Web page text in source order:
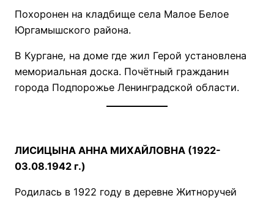
Похоронен на кладбище села Малое Белое
Юргамышского района.
В Кургане, на доме где жил Герой установлена
мемориальная доска. Почётный гражданин
города Подпорожье Ленинградской области.
ЛИСИЦЫНА АННА МИХАЙЛОВНА (1922-
03.08.1942 г.)
Родилась в 1922 году в деревне Житноручей